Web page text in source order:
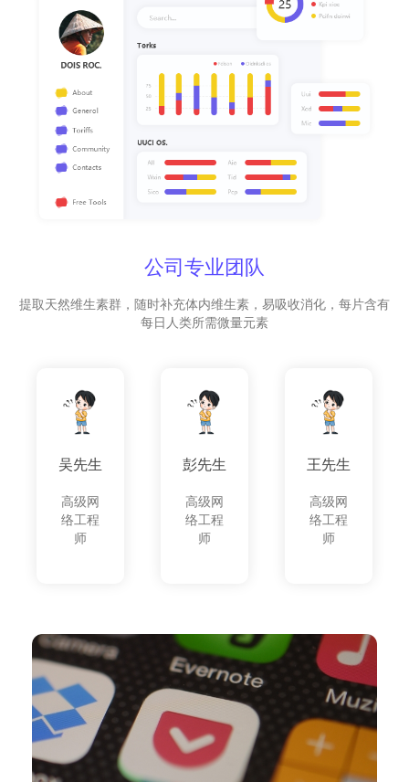
公司专业团队
提取天然维生素群，随时补充体内维生素，易吸收消化，每片含有
每日人类所需微量元素
吴先生
高级网
络工程
师
彭先生
高级网
络工程
师
王先生
高级网
络工程
师